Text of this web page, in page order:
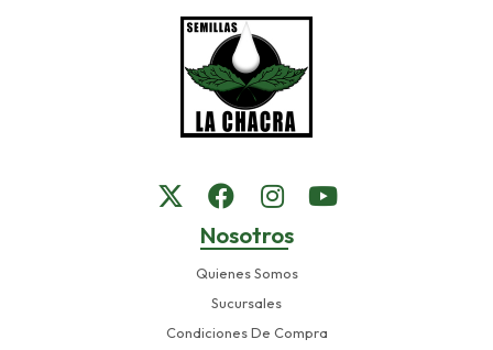
Nosotros
Quienes Somos
Sucursales
Condiciones De Compra